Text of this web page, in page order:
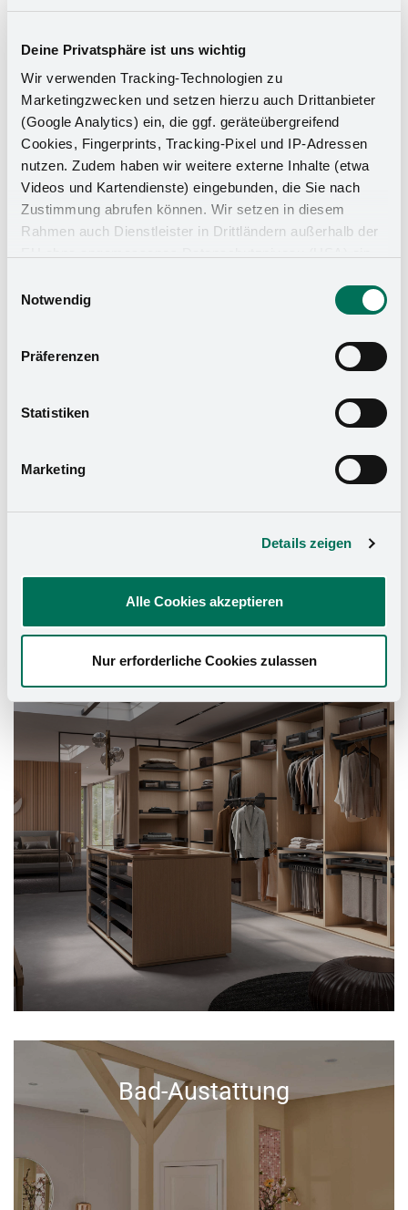
Deine Privatsphäre ist uns wichtig
Wir verwenden Tracking-Technologien zu
Marketingzwecken und setzen hierzu auch Drittanbieter
(Google Analytics) ein, die ggf. geräteübergreifend
Cookies, Fingerprints, Tracking-Pixel und IP-Adressen
nutzen. Zudem haben wir weitere externe Inhalte (etwa
Videos und Kartendienste) eingebunden, die Sie nach
Zustimmung abrufen können. Wir setzen in diesem
Rahmen auch Dienstleister in Drittländern außerhalb der
zu Sicherheits- und Überwachungszwecken zugreifen,
Rechtsmittel einlegen können. Mit Ihrer Einstellung
willigen Sie in die oben beschriebenen Vorgänge ein. Sie
widerrufen. Mehr Informationen finden Sie in unserer
Impressum.
Notwendig
Präferenzen
Statistiken
Marketing
Details zeigen
Alle Cookies akzeptieren
Nur erforderliche Cookies zulassen
Schrank-Ausstattung
Bad-Austattung